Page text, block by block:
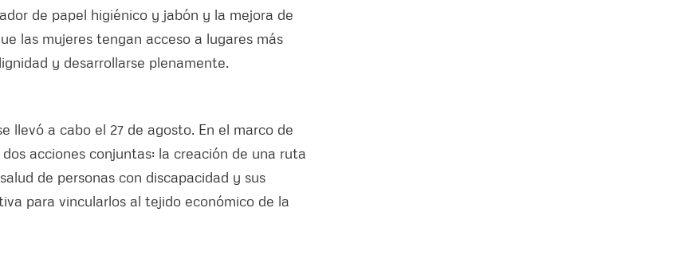
de papel higiénico y jabón y la mejora de
las mujeres tengan acceso a lugares más
y desarrollarse plenamente.
llevó a cabo el 27 de agosto. En el marco de
acciones conjuntas: la creación de una ruta
de personas con discapacidad y sus
para vincularlos al tejido económico de la